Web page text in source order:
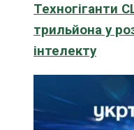
Техногіганти
трильйона у
інтелекту